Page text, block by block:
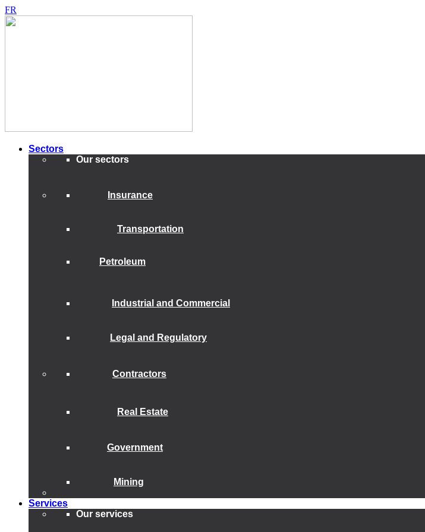
FR
Sectors
Our sectors
Insurance
Transportation
Petroleum
Industrial and Commercial
Legal and Regulatory
Contractors
Real Estate
Government
Mining
Services
Our services